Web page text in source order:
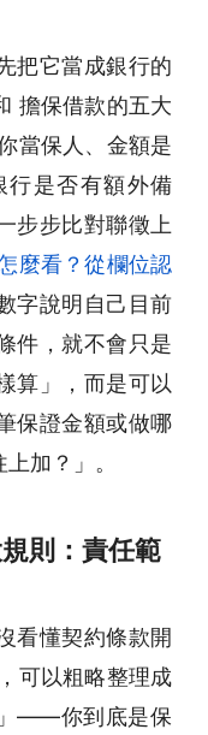
把它當成銀行的
擔保借款的五大
當保人、金額是
行是否有額外備
步步比對聯徵上
麼看？從欄位認
字說明自己目前
件，就不會只是
算」，而是可以
保證金額或做哪
加？」。
則：責任範
看懂契約條款開
可以粗略整理成
——你到底是保